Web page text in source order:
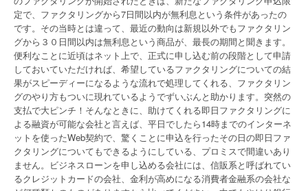
定で、ファクタリングから7日間以内が無利息という条件があったの
です。その当時とは違って、最近の動向は新規以外でもファクタリン
グから３０日間以内は無利息という商品が、最長の期間と聞きます。
便利なことに近頃はネット上で、正式に申し込む前の段階として申請
しておいていただければ、希望しているファクタリングについての結
果がスピーディーになるような流れで処理してくれる、ファクタリン
グのやり方もついに現れているようでずいぶんと助かります。突然の
支払で大ピンチ！そんなときに、助けてくれる即日ファクタリングに
よる融資が可能な会社と言えば、平日でしたら14時までのインターネ
ットを使ったWeb契約で、驚くことに申込を行ったその日の即日ファ
クタリングについてもできるようにしている、プロミスで間違いあり
ません。ビジネスローンを申し込める会社には、信販系と呼ばれてい
るクレジットカードの会社、金利が高めになる消費者金融系の会社な